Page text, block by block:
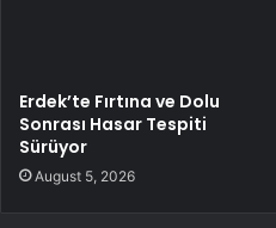
Erdek’te Fırtına ve Dolu
Sonrası Hasar Tespiti
Sürüyor
August 5, 2026